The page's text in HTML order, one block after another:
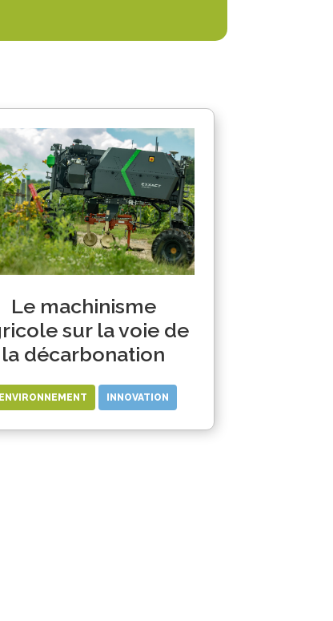
Le machinisme
sur la voie de
la décarbonation
ENVIRONNEMENT INNOVATION